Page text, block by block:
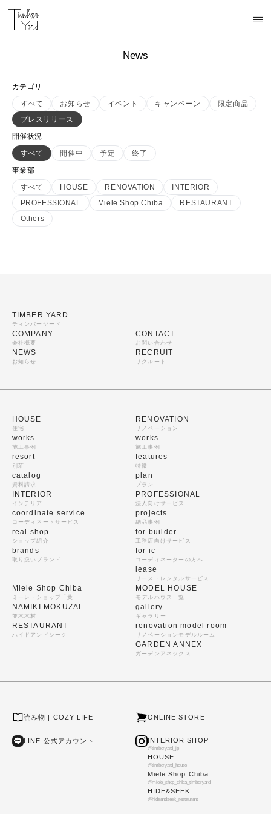
News
カテゴリ
すべて
お知らせ イベント キャンペーン
限定商品
プレスリリース
開催状況
すべて
開催中 予定
終了
事業部
すべて
HOUSE RENOVATION
INTERIOR
PROFESSIONAL
Miele Shop Chiba
RESTAURANT
Others
TIMBER YARD
ティンバーヤード
COMPANY
会社概要
NEWS
お知らせ
CONTACT
お問い合わせ
RECRUIT
リクルート
HOUSE
住宅
works
施工事例
resort
別荘
catalog
資料請求
RENOVATION
リノベーション
works
施工事例
features
特徴
plan
プラン
INTERIOR
インテリア
coordinate service
コーディネートサービス
real shop
ショップ紹介
brands
取り扱いブランド
PROFESSIONAL
法人向けサービス
projects
納品事例
for builder
工務店向けサービス
for ic
コーディネーターの方へ
lease
リース・レンタルサービス
Miele Shop Chiba
ミーレ・ショップ千葉
NAMIKI MOKUZAI
並木木材
RESTAURANT
ハイドアンドシーク
MODEL HOUSE
モデルハウス一覧
gallery
ギャラリー
renovation model room
リノベーションモデルルーム
GARDEN ANNEX
ガーデンアネックス
読み物 | COZY LIFE ONLINE STORE
LINE 公式アカウント INTERIOR SHOP
@timberyard_jp
HOUSE
@timberyard_house
Miele Shop Chiba
@miele_shop_chiba_timberyard
HIDE&SEEK
@hideandseek_restaurant